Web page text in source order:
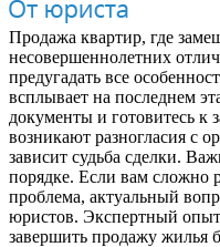
Продажа квартир, где
несовершеннолетних
предугадать все
всплывает на последнем
документы и готовитесь к
возникают разногласия с
зависит судьба сделки.
порядке. Если вам сложно
проблема, актуальный
юристов. Экспертный
завершить продажу жилья